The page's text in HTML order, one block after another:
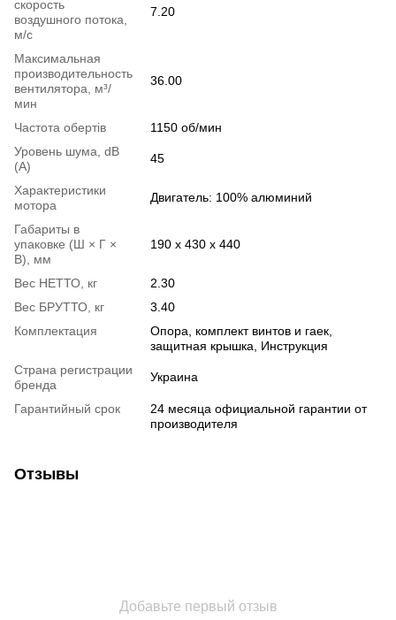
скорость
воздушного потока,
м/с
7.20
Максимальная
производительность
вентилятора, м³/
мин
36.00
Частота обертів
1150 об/мин
Уровень шума, dB
(А)
45
Характеристики
мотора
Двигатель: 100% алюминий
Габариты в
упаковке (Ш × Г ×
В), мм
190 x 430 x 440
Вес НЕТТО, кг
2.30
Вес БРУТТО, кг
3.40
Комплектация
Опора, комплект винтов и гаек,
защитная крышка, Инструкция
Страна регистрации
бренда
Украина
Гарантийный срок
24 месяца официальной гарантии от
производителя
Отзывы
Добавьте первый отзыв